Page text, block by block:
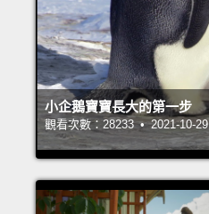
小企鵝寶寶長大的第一步
觀看次數：28233 • 2021-10-29